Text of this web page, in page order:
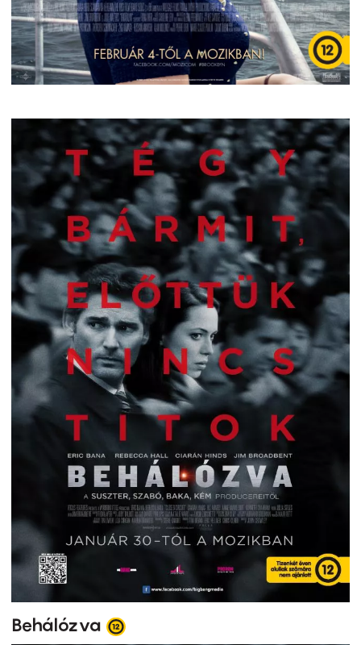
Behálózva